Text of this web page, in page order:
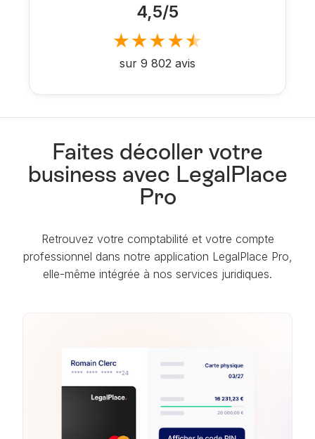
4,5/5
sur 9 802 avis
Faites décoller votre
business avec LegalPlace
Pro
Retrouvez votre comptabilité et votre compte
professionnel dans notre application LegalPlace Pro,
elle-même intégrée à nos services juridiques.